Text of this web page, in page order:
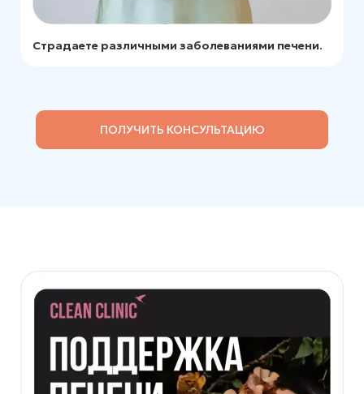
Страдаете различными заболеваниями печени.
ПОЛУЧИТЬ КОНСУЛЬТАЦИЮ